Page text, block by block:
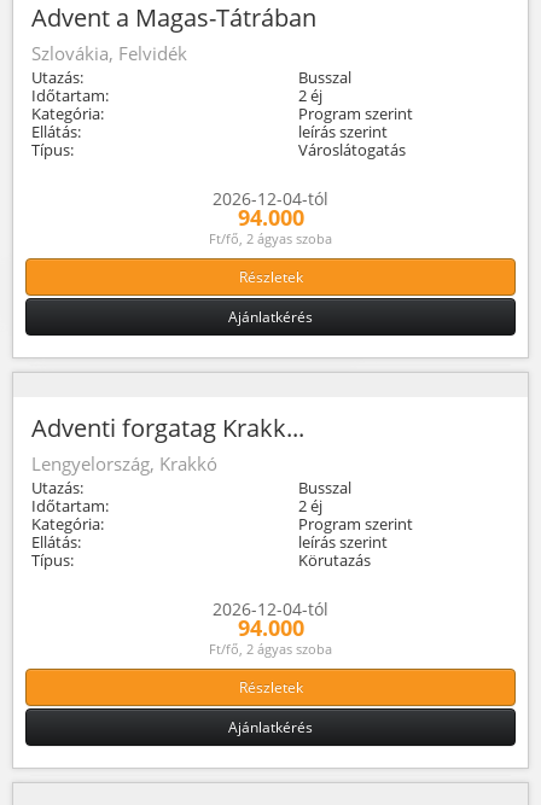
Advent a Magas-Tátrában
Szlovákia, Felvidék
Utazás:
Busszal
Időtartam:
2 éj
Kategória:
Program szerint
Ellátás:
leírás szerint
Típus:
Városlátogatás
2026-12-04-tól
94.000
Ft/fő, 2 ágyas szoba
Részletek
Ajánlatkérés
Adventi forgatag Krakk...
Lengyelország, Krakkó
Utazás:
Busszal
Időtartam:
2 éj
Kategória:
Program szerint
Ellátás:
leírás szerint
Típus:
Körutazás
2026-12-04-tól
94.000
Ft/fő, 2 ágyas szoba
Részletek
Ajánlatkérés